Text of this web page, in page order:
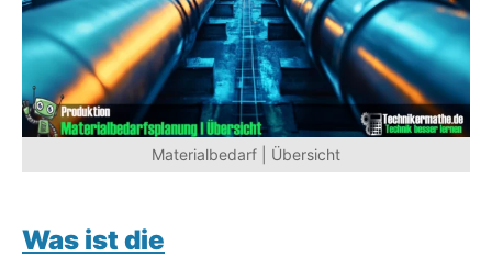
Materialbedarf | Übersicht
Was ist die